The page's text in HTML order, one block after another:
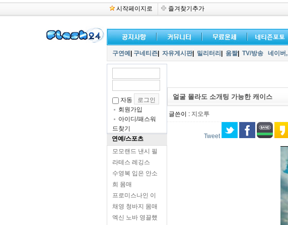
시작페이지로 즐겨찾기추가
구연예 구네티즌 자유게시판| 밀리터리 움짤| TV/방송 네이버,
자동
회원가입
아이디/패스워
드찾기
연예/스포츠
모모랜드 낸시 필
라테스 레깅스
수영복 입은 안소
희 몸매
프로미스나인 이
채영 청바지 몸매
엑신 노바 영끌했
얼굴 몰라도 소개팅 가능한 캐이스
글쓴이 : 지오투
Tweet